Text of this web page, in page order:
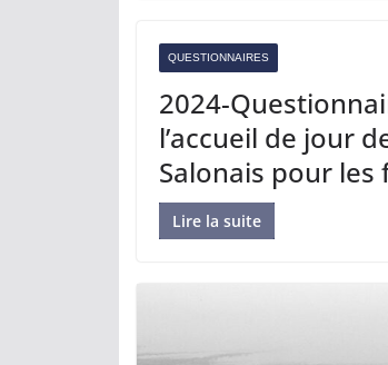
QUESTIONNAIRES
2024-
l’accueil de jour
Salonais pour
Lire la suite